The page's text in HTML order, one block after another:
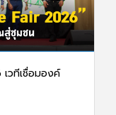
วทีเชื่อมองค์